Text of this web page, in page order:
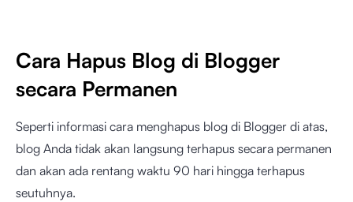
Cara Hapus Blog di Blogger
secara Permanen
Seperti informasi cara menghapus blog di Blogger di atas,
blog Anda tidak akan langsung terhapus secara permanen
dan akan ada rentang waktu 90 hari hingga terhapus
seutuhnya.